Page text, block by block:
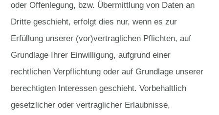
oder Offenlegung, bzw. Übermittlung von Daten an
Dritte geschieht, erfolgt dies nur, wenn es zur
Erfüllung unserer (vor)vertraglichen Pflichten, auf
Grundlage Ihrer Einwilligung, aufgrund einer
rechtlichen Verpflichtung oder auf Grundlage unserer
berechtigten Interessen geschieht. Vorbehaltlich
gesetzlicher oder vertraglicher Erlaubnisse,